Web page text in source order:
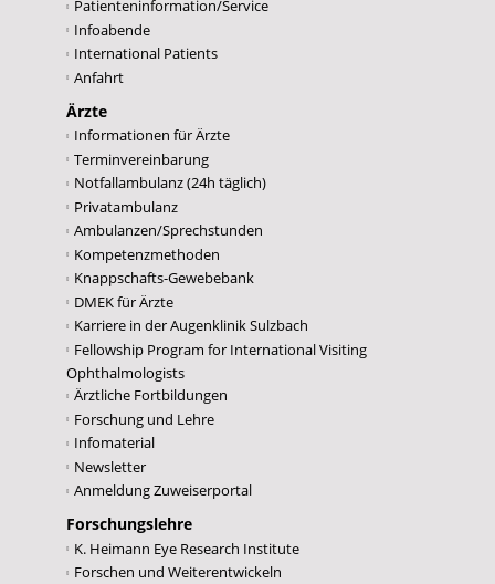
Patienteninformation/Service
Infoabende
International Patients
Anfahrt
Ärzte
Informationen für Ärzte
Terminvereinbarung
Notfallambulanz (24h täglich)
Privatambulanz
Ambulanzen/Sprechstunden
Kompetenzmethoden
Knappschafts-Gewebebank
DMEK für Ärzte
Karriere in der Augenklinik Sulzbach
Fellowship Program for International Visiting
Ophthalmologists
Ärztliche Fortbildungen
Forschung und Lehre
Infomaterial
Newsletter
Anmeldung Zuweiserportal
Forschungslehre
K. Heimann Eye Research Institute
Forschen und Weiterentwickeln